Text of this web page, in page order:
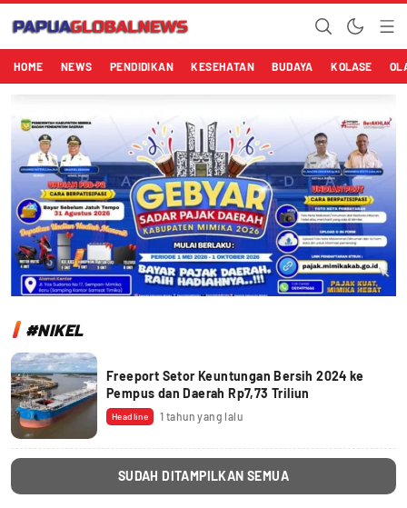
Papuaglobalnews.com
Menulis Fakta dengan Hati Bening
HOME NEWS PENDIDIKAN KESEHATAN BUDAYA KOLASE
#NIKEL
Freeport Setor Keuntungan Bersih 2024 ke
Pempus dan Daerah Rp7,73 Triliun
Headline 1 tahun yang lalu
SUDAH DITAMPILKAN SEMUA